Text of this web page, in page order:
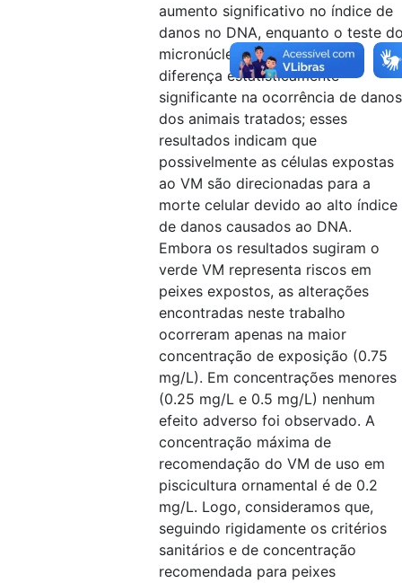
aumento significativo no índice de
danos no DNA, enquanto o teste
micronúcleo não demostrou
diferença estatisticamente
significante na ocorrência de danos
dos animais tratados; esses
resultados indicam que
possivelmente as células expostas
ao VM são direcionadas para a
morte celular devido ao alto índice
de danos causados ao DNA.
Embora os resultados sugiram o
verde VM representa riscos em
peixes expostos, as alterações
encontradas neste trabalho
ocorreram apenas na maior
concentração de exposição (0.75
mg/L). Em concentrações menores
(0.25 mg/L e 0.5 mg/L) nenhum
efeito adverso foi observado. A
concentração máxima de
recomendação do VM de uso em
piscicultura ornamental é de 0.2
mg/L. Logo, consideramos que,
seguindo rigidamente os critérios
sanitários e de concentração
recomendada para peixes